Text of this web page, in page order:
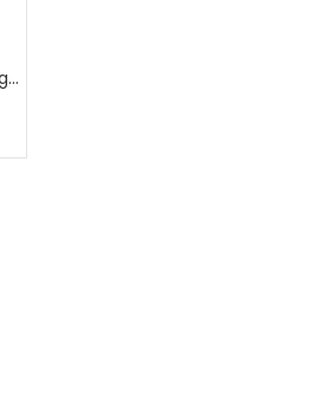
Pennarello indelebile in gesso per Pneumatici